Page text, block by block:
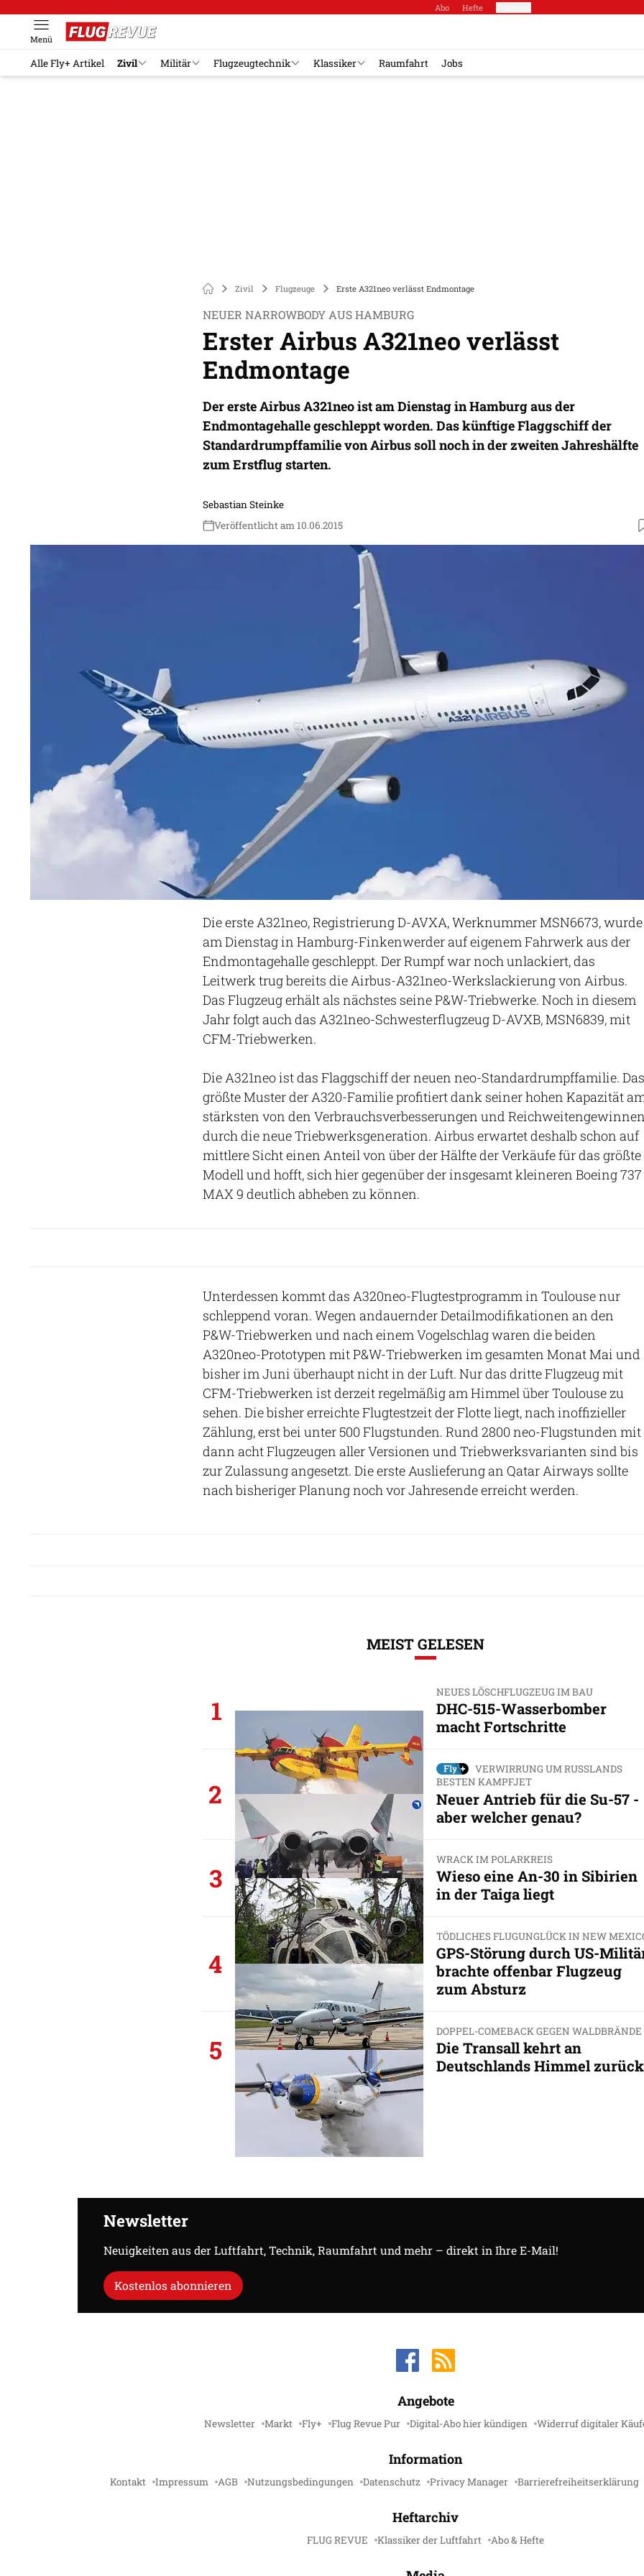
Abo Hefte
Menü
Alle Fly+ Artikel Zivil Militär Flugzeugtechnik Klassiker Raumfahrt Jobs
Zivil Flugzeuge Erste A321neo verlässt Endmontage
NEUER NARROWBODY AUS HAMBURG
Erster Airbus A321neo verlässt
Endmontage
Der erste Airbus A321neo ist am Dienstag in Hamburg aus der
Endmontagehalle geschleppt worden. Das künftige Flaggschiff der
Standardrumpffamilie von Airbus soll noch in der zweiten Jahreshälfte
zum Erstflug starten.
Sebastian Steinke
Veröffentlicht am 10.06.2015
Die erste A321neo, Registrierung D-AVXA, Werknummer MSN6673, wurde
am Dienstag in Hamburg-Finkenwerder auf eigenem Fahrwerk aus der
Endmontagehalle geschleppt. Der Rumpf war noch unlackiert, das
Leitwerk trug bereits die Airbus-A321neo-Werkslackierung von Airbus.
Das Flugzeug erhält als nächstes seine P&W-Triebwerke. Noch in diesem
Jahr folgt auch das A321neo-Schwesterflugzeug D-AVXB, MSN6839, mit
CFM-Triebwerken.
Die A321neo ist das Flaggschiff der neuen neo-Standardrumpffamilie. Das
größte Muster der A320-Familie profitiert dank seiner hohen Kapazität
stärksten von den Verbrauchsverbesserungen und Reichweitengewinnen
durch die neue Triebwerksgeneration. Airbus erwartet deshalb schon auf
mittlere Sicht einen Anteil von über der Hälfte der Verkäufe für das größte
Modell und hofft, sich hier gegenüber der insgesamt kleineren Boeing 737
MAX 9 deutlich abheben zu können.
Unterdessen kommt das A320neo-Flugtestprogramm in Toulouse nur
schleppend voran. Wegen andauernder Detailmodifikationen an den
P&W-Triebwerken und nach einem Vogelschlag waren die beiden
A320neo-Prototypen mit P&W-Triebwerken im gesamten Monat Mai und
bisher im Juni überhaupt nicht in der Luft. Nur das dritte Flugzeug mit
CFM-Triebwerken ist derzeit regelmäßig am Himmel über Toulouse zu
sehen. Die bisher erreichte Flugtestzeit der Flotte liegt, nach inoffizieller
Zählung, erst bei unter 500 Flugstunden. Rund 2800 neo-Flugstunden mit
dann acht Flugzeugen aller Versionen und Triebwerksvarianten sind bis
zur Zulassung angesetzt. Die erste Auslieferung an Qatar Airways sollte
nach bisheriger Planung noch vor Jahresende erreicht werden.
MEIST GELESEN
1
NEUES LÖSCHFLUGZEUG IM BAU
DHC-515-Wasserbomber
macht Fortschritte
2
VERWIRRUNG UM RUSSLANDS
BESTEN KAMPFJET
Neuer Antrieb für die Su-57 -
aber welcher genau?
3
WRACK IM POLARKREIS
Wieso eine An-30 in Sibirien
in der Taiga liegt
4
TÖDLICHES FLUGUNGLÜCK IN NEW
GPS-Störung durch US-
brachte offenbar Flugzeug
zum Absturz
5
DOPPEL-COMEBACK GEGEN WALDBRÄNDE
Die Transall kehrt an
Deutschlands Himmel
Newsletter
Neuigkeiten aus der Luftfahrt, Technik, Raumfahrt und mehr – direkt in Ihre E-Mail!
Kostenlos abonnieren
Angebote
Newsletter Markt Fly+ Flug Revue Pur Digital-Abo hier kündigen Widerruf digitaler
Information
Kontakt Impressum AGB Nutzungsbedingungen Datenschutz Privacy Manager Barrierefreiheitserklärung
Heftarchiv
FLUG REVUE Klassiker der Luftfahrt Abo & Hefte